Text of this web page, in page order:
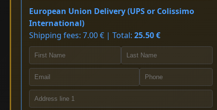
European Union Delivery (UPS or Colissimo
International)
Shipping fees: 7.00 € | Total: 25.50 €